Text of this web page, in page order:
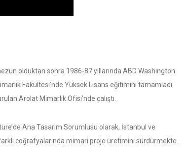
olduktan sonra 1986-87 yıllarında ABD Washington
Fakültesi’nde Yüksek Lisans eğitimini tamamladı.
Arolat Mimarlık Ofisi’nde çalıştı.
Ana Tasarım Sorumlusu olarak, İstanbul ve
coğrafyalarında mimari proje üretimini sürdürmekte.